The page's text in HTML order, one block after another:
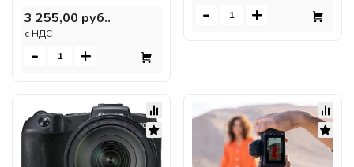
3 255,00 руб..
c НДС
- +
- +